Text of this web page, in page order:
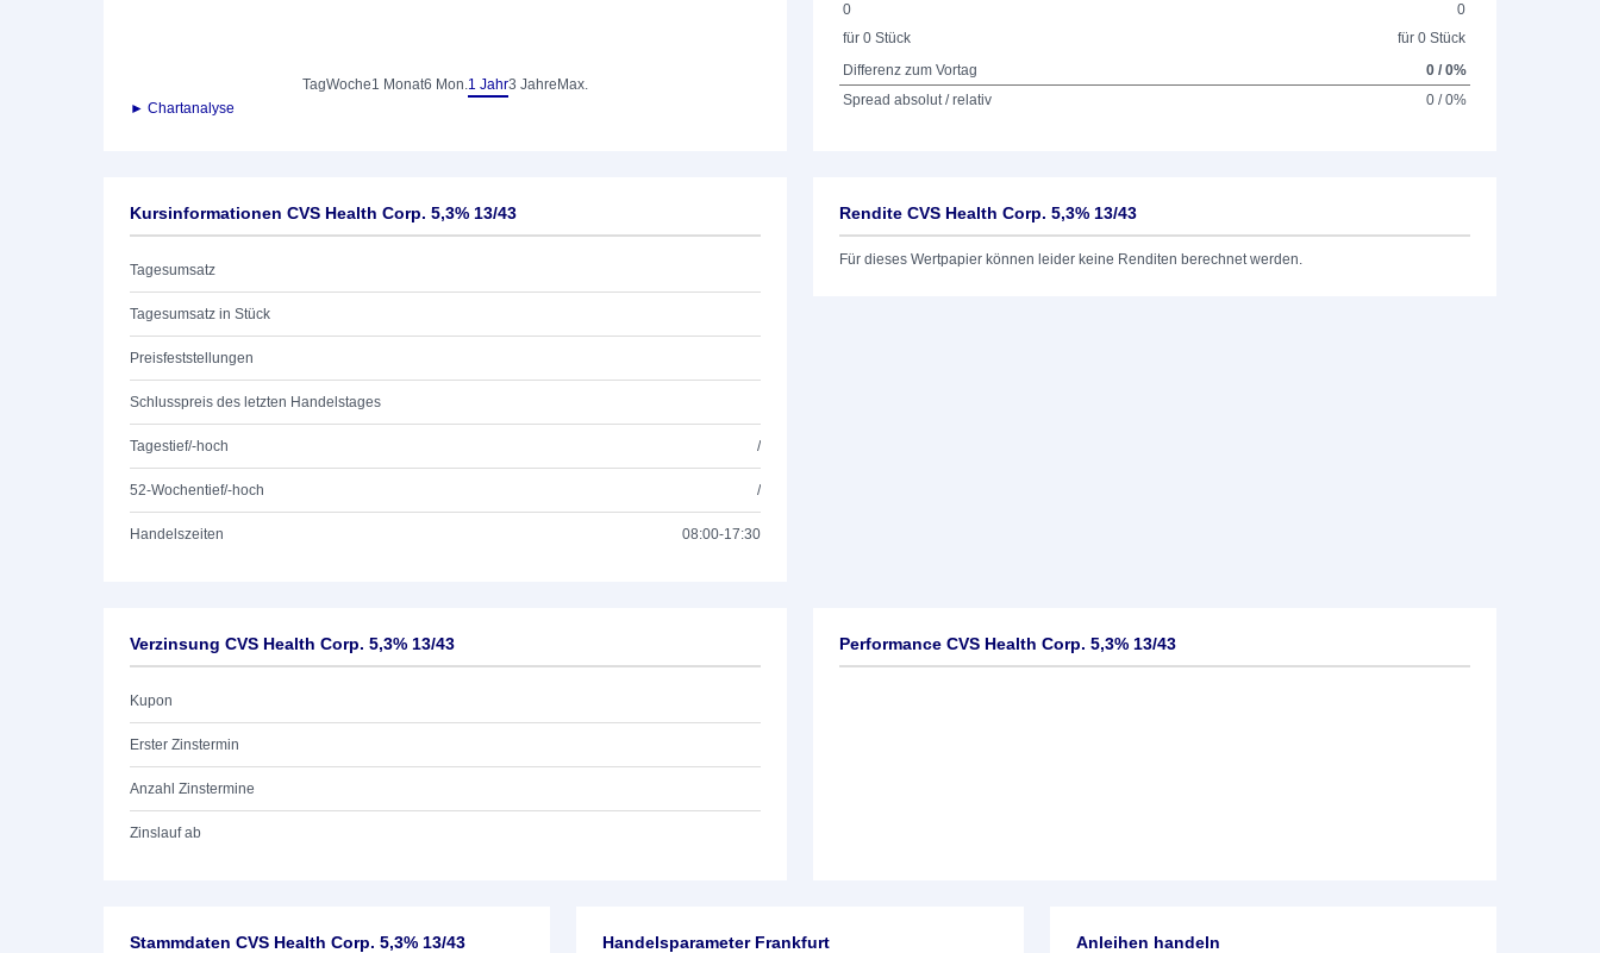
TagWoche1 Monat6 Mon.1 Jahr3 Jahre Max.
► Chartanalyse
0
für 0 Stück
0
für 0 Stück
Differenz zum Vortag
0 / 0%
Spread absolut / relativ
0 / 0%
Kursinformationen CVS Health Corp. 5,3% 13/43
Tagesumsatz
Tagesumsatz in Stück
Preisfeststellungen
Schlusspreis des letzten Handelstages
Tagestief/-hoch /
52-Wochentief/-hoch /
Handelszeiten 08:00-17:30
Rendite CVS Health Corp. 5,3% 13/43
Für dieses Wertpapier können leider keine Renditen berechnet werden.
Verzinsung CVS Health Corp. 5,3% 13/43
Kupon
Erster Zinstermin
Anzahl Zinstermine
Zinslauf ab
Performance CVS Health Corp. 5,3% 13/43
Stammdaten CVS Health Corp. 5,3% 13/43 Handelsparameter Frankfurt Anleihen handeln